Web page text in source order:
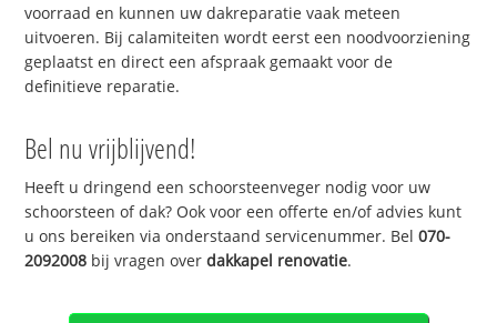
voorraad en kunnen uw dakreparatie vaak meteen
uitvoeren. Bij calamiteiten wordt eerst een noodvoorziening
geplaatst en direct een afspraak gemaakt voor de
definitieve reparatie.
Bel nu vrijblijvend!
Heeft u dringend een schoorsteenveger nodig voor uw
schoorsteen of dak? Ook voor een offerte en/of advies kunt
u ons bereiken via onderstaand servicenummer. Bel070-
2092008 bij vragen overdakkapel renovatie.